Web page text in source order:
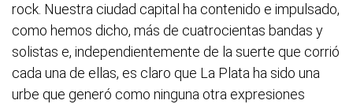
rock. Nuestra ciudad capital ha contenido e impulsado,
como hemos dicho, más de cuatrocientas bandas y
solistas e, independientemente de la suerte que corrió
cada una de ellas, es claro que La Plata ha sido una
urbe que generó como ninguna otra expresiones